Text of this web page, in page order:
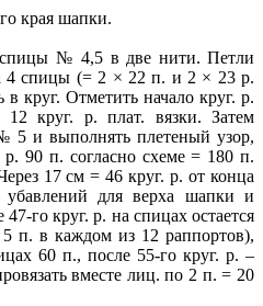
края шапки.
№ 4,5 в две нити. Петли
4 спицы (= 2 × 22 п. и 2 × 23 р.
круг. Отметить начало круг. р.
круг. р. плат. вязки. Затем
5 и выполнять плетеный узор,
90 п. согласно схеме = 180 п.
17 см = 46 круг. р. от конца
убавлений для верха шапки и
47-го круг. р. на спицах остается
п. в каждом из 12 раппортов),
60 п., после 55-го круг. р. –
вместе лиц. по 2 п. = 20